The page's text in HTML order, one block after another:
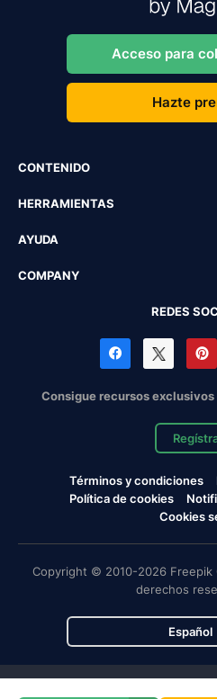
Acceso para
Hazte
CONTENIDO
HERRAMIENTAS
AYUDA
COMPANY
REDES
Consigue recursos
Términos y condiciones
Política de cookies
Cookies
Copyright © 2010-2026 Freepik
derechos
Español